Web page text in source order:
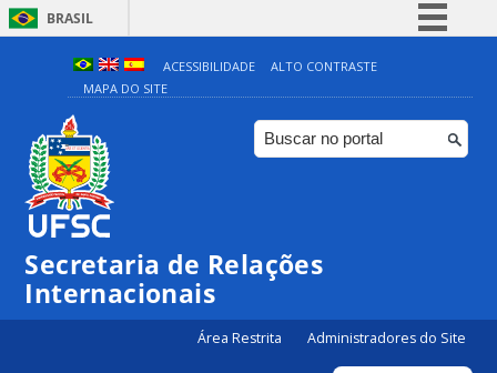
BRASIL
Simplifique!
Comunica BR
Participe
ACESSIBILIDADE
ALTO CONTRASTE
MAPA DO SITE
Secretaria de Relações
Internacionais
Área Restrita Administradores do Site